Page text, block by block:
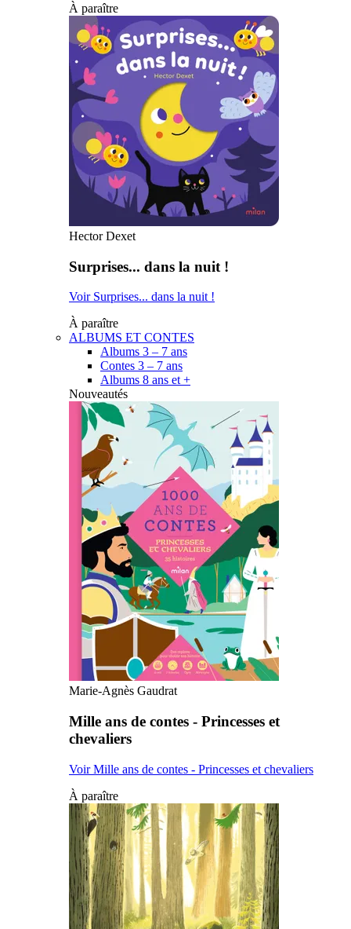
À paraître
Hector Dexet
Surprises... dans la nuit !
Voir Surprises... dans la nuit !
À paraître
ALBUMS ET CONTES
Albums 3 – 7 ans
Contes 3 – 7 ans
Albums 8 ans et +
Nouveautés
Marie-Agnès Gaudrat
Mille ans de contes - Princesses et
chevaliers
Voir Mille ans de contes - Princesses et chevaliers
À paraître